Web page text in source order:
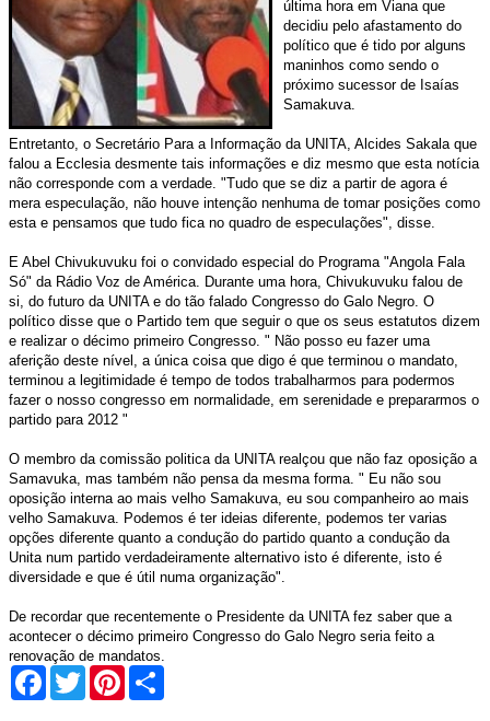
última hora em Viana que
decidiu pelo afastamento do
político que é tido por alguns
maninhos como sendo o
próximo sucessor de Isaías
Samakuva.
Entretanto, o Secretário Para a Informação da UNITA, Alcides Sakala que
falou a Ecclesia desmente tais informações e diz mesmo que esta notícia
não corresponde com a verdade. "Tudo que se diz a partir de agora é
mera especulação, não houve intenção nenhuma de tomar posições como
esta e pensamos que tudo fica no quadro de especulações", disse.
E Abel Chivukuvuku foi o convidado especial do Programa "Angola Fala
Só" da Rádio Voz de América. Durante uma hora, Chivukuvuku falou de
si, do futuro da UNITA e do tão falado Congresso do Galo Negro. O
político disse que o Partido tem que seguir o que os seus estatutos dizem
e realizar o décimo primeiro Congresso. " Não posso eu fazer uma
aferição deste nível, a única coisa que digo é que terminou o mandato,
terminou a legitimidade é tempo de todos trabalharmos para podermos
fazer o nosso congresso em normalidade, em serenidade e prepararmos o
partido para 2012 "
O membro da comissão politica da UNITA realçou que não faz oposição a
Samavuka, mas também não pensa da mesma forma. " Eu não sou
oposição interna ao mais velho Samakuva, eu sou companheiro ao mais
velho Samakuva. Podemos é ter ideias diferente, podemos ter varias
opções diferente quanto a condução do partido quanto a condução da
Unita num partido verdadeiramente alternativo isto é diferente, isto é
diversidade e que é útil numa organização".
De recordar que recentemente o Presidente da UNITA fez saber que a
acontecer o décimo primeiro Congresso do Galo Negro seria feito a
renovação de mandatos.
Facebook
TwitterPinterest